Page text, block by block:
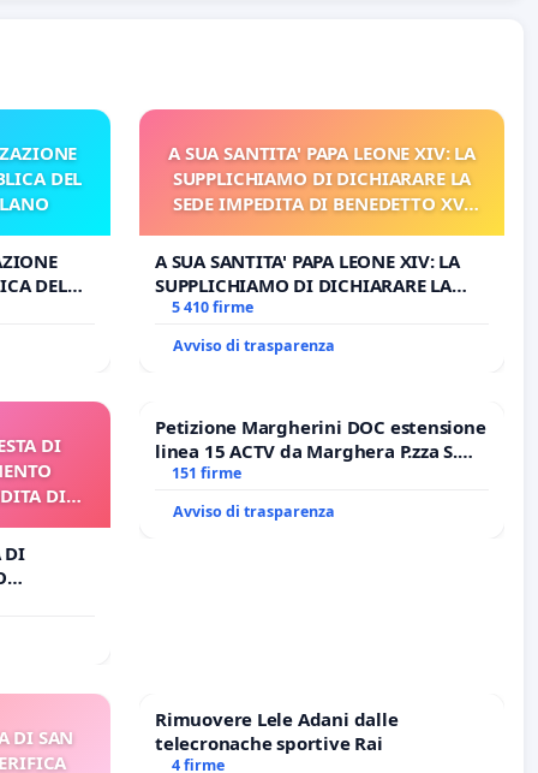
DEL
DEL
A SUA SANTITA' PAPA LEONE XIV: LA
SUPPLICHIAMO DI DICHIARARE LA
SEDE IMPEDITA DI BENEDETTO XVI
PROCESSO
A SUA SANTITA' PAPA LEONE XIV: LA
SUPPLICHIAMO DI DICHIARARE LA
SEDE IMPEDITA DI BENEDETTO XVI E/O
5 410 firme
Avviso di trasparenza
DI
DI
DI
DI
Petizione Margherini DOC estensione
linea 15 ACTV da Marghera P.zza S.
Antonio all'aeroporto Marco Polo
151 firme
Avviso di trasparenza
DI SAN
Rimuovere Lele Adani dalle
telecronache sportive Rai
4 firme